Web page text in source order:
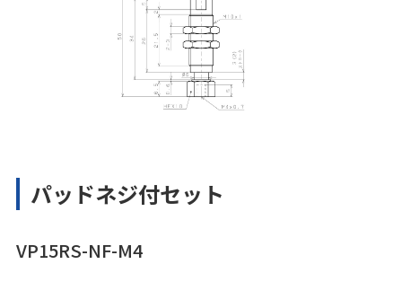
パッドネジ付セット
VP15RS-NF-M4